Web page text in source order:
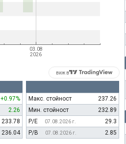
виж в
+0.97%
2.26
233.78
236.04
Макс. стойност
237.26
Мин. стойност
232.89
P/E
07.08.2026 г.
29.3
P/B
07.08.2026 г. 2.85